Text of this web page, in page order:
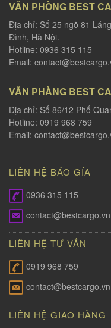
VĂN PHÒNG BEST
Địa chỉ: Số 25 ngõ 81
Đình, Hà Nội.
Hotline: 0936 315 115
Email:
VĂN PHÀNG BEST
Địa chỉ: Số 86/12 Phổ
Hotline: 0919 968 759
Email:
LIÊN HỆ BÁO GÍA
0936 315 115
contact@bestcargo.vn
LIÊN HỆ TƯ VẤN
0919 968 759
contact@bestcargo.vn
LIÊN HỆ GIAO HÀNG